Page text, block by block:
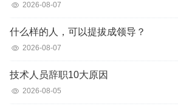
2026-08-07
什么样的人，可以提拔成领导？
2026-08-07
技术人员辞职10大原因
2026-08-05